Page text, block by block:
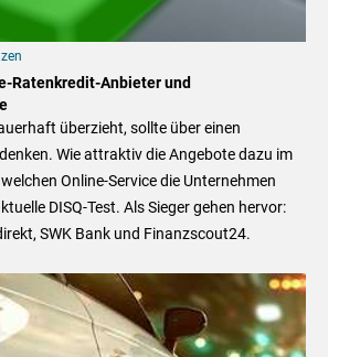
Ratenkredit-Anbieter und
überzieht, sollte über einen
Wie attraktiv die Angebote dazu im
Online-Service die Unternehmen
DISQ-Test. Als Sieger gehen hervor:
SWK Bank und Finanzscout24.